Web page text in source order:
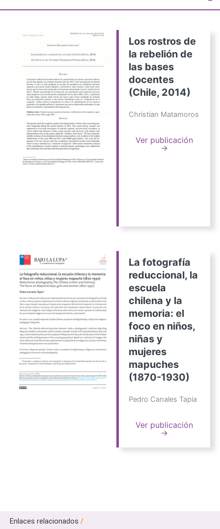
Los rostros de
la rebelión de
las bases
docentes
(Chile, 2014)
Christian Matamoros
Ver publicación
→
La fotografía
reduccional, la
escuela
chilena y la
memoria: el
foco en niños,
niñas y
mujeres
mapuches
(1870-1930)
Pedro Canales Tapia
Ver publicación
→
Enlaces relacionados /